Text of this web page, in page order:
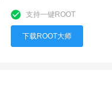
支持一键ROOT
下载ROOT大师